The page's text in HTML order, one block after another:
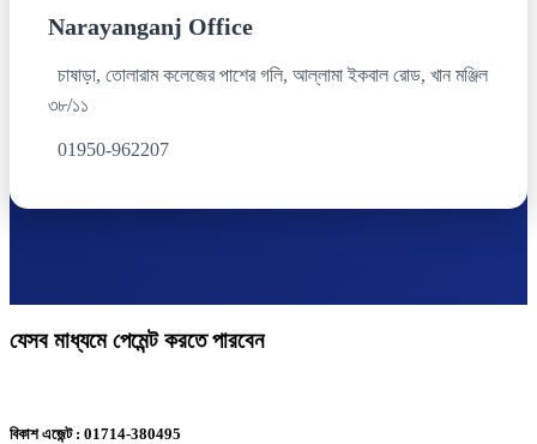
Narayanganj Office
চাষাড়া, তোলারাম কলেজের পাশের গলি, আল্লামা ইকবাল রোড, খান মঞ্জিল
৩৮/১১
01950-962207
যেসব মাধ্যমে পেমেন্ট করতে পারবেন
বিকাশ এজেন্ট : 01714-380495